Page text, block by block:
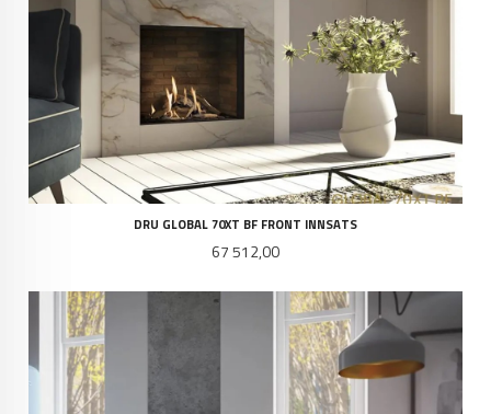
DRU GLOBAL 70XT BF FRONT INNSATS
Pris
67 512,00